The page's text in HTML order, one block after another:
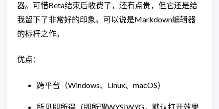
器。可惜Beta结束后收费了，还有点贵，但它还是给
我留下了非常好的印象。可以说是Markdown编辑器
的标杆之作。
优点：
跨平台（Windows、Linux、macOS）
所见即所得（即所谓WYSIWYG，默认打开效果